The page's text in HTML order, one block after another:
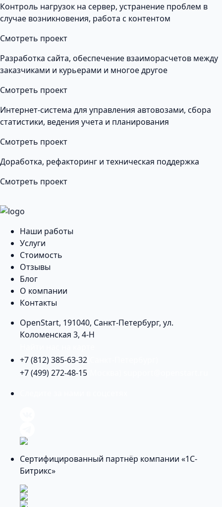
Контроль нагрузок на сервер, устранение проблем в
случае возникновения, работа с контентом
Смотреть проект
Разработка сайта, обеспечение взаиморасчетов между
заказчиками и курьерами и многое другое
Смотреть проект
Интернет-система для управления автовозами, сбора
статистики, ведения учета и планирования
Смотреть проект
Доработка, рефакторинг и техническая поддержка
Смотреть проект
Наши работы
Услуги
Стоимость
Отзывы
Блог
О компании
Контакты
OpenStart, 191040, Санкт-Петербург, ул.
Коломенская 3, 4-Н
+7 (812) 385-63-32
+7 (499) 272-48-15
Сертифицированный партнёр компании «1С-
Битрикс»